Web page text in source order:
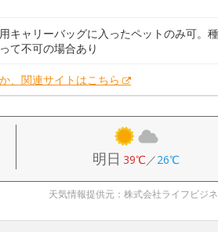
キャリーバッグに入ったペットのみ可。
て不可の場合あり
、関連サイトはこちら
明日 39℃／26℃
天気情報提供元：株式会社ライフビジ